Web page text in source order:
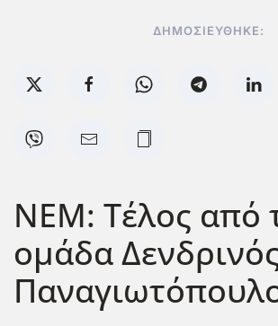
ΔΗΜΟΣΙΕΎΘΗΚΕ:
ΝΕΜ: Τέλος από
ομάδα